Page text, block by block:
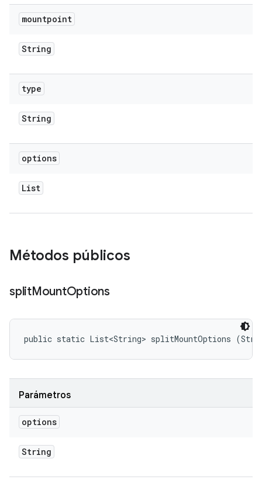
mountpoint
String
type
String
options
List
Métodos públicos
splitMountOptions
public static List<String> splitMountOptions
Parámetros
options
String